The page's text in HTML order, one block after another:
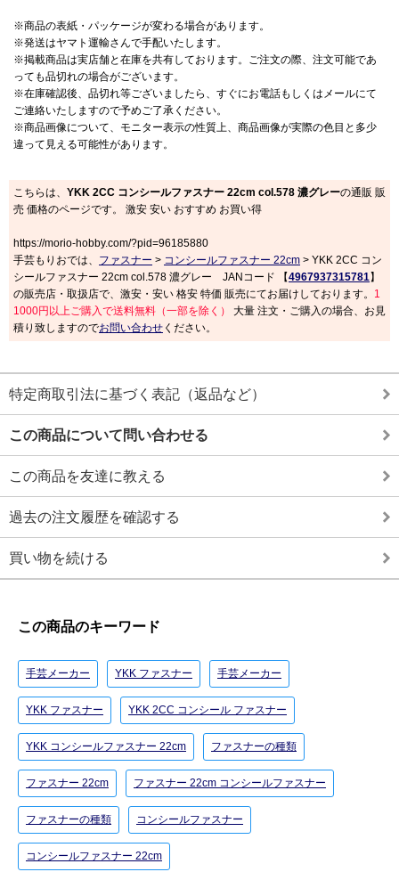
※商品の表紙・パッケージが変わる場合があります。
※発送はヤマト運輸さんで手配いたします。
※掲載商品は実店舗と在庫を共有しております。ご注文の際、注文可能であ
っても品切れの場合がございます。
※在庫確認後、品切れ等ございましたら、すぐにお電話もしくはメールにて
ご連絡いたしますので予めご了承ください。
※商品画像について、モニター表示の性質上、商品画像が実際の色目と多少
違って見える可能性があります。
こちらは、 YKK 2CC コンシールファスナー 22cm col.578 濃グレーの通販 販
売 価格のページです。 激安 安い おすすめ お買い得
https://morio-hobby.com/?pid=96185880
手芸もりおでは、 ファスナー > コンシールファスナー 22cm > YKK 2CC コン
シールファスナー 22cm col.578 濃グレー JANコード 【4967937315781】
の販売店・取扱店で、激安・安い 格安 特価 販売にてお届けしております。 1
1000円以上ご購入で送料無料（一部を除く）
大量 注文・ご購入の場合、お見
積り致しますのでお問い合わせ ください。
特定商取引法に基づく表記（返品など）
この商品について問い合わせる
この商品を友達に教える
過去の注文履歴を確認する
買い物を続ける
この商品のキーワード
手芸メーカー YKK ファスナー 手芸メーカー
YKK ファスナー YKK 2CC コンシール ファスナー
YKK コンシールファスナー 22cm ファスナーの種類
ファスナー 22cm ファスナー 22cm コンシールファスナー
ファスナーの種類 コンシールファスナー
コンシールファスナー 22cm